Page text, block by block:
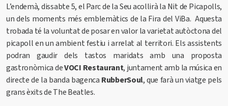
L’endemà, dissabte 5, el Parc de la Seu acollirà la Nit de Picapolls,
un dels moments més emblemàtics de la Fira del ViBa. Aquesta
trobada té la voluntat de posar en valor la varietat autòctona del
picapoll en un ambient festiu i arrelat al territori. Els assistents
podran gaudir dels tastos maridats amb una proposta
gastronòmica deVOCI Restaurant, juntament amb la música en
directe de la banda bagenca RubberSoul, que farà un viatge pels
grans èxits de The Beatles.